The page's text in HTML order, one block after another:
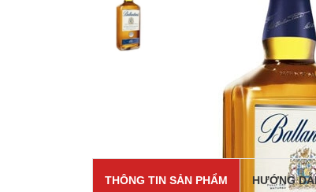
THÔNG TIN SẢN PHẨM HƯỚNG